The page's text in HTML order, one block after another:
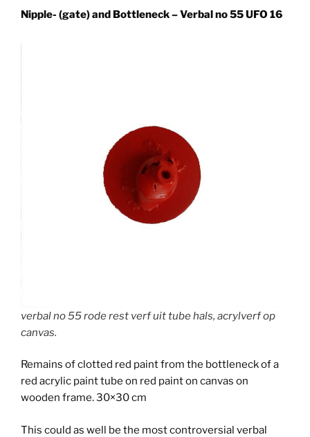
Nipple- (gate) and Bottleneck – Verbal no 55 UFO 16
verbal no 55 rode rest verf uit tube hals, acrylverf op
canvas.
Remains of clotted red paint from the bottleneck of a
red acrylic paint tube on red paint on canvas on
wooden frame. 30×30 cm
This could as well be the most controversial verbal